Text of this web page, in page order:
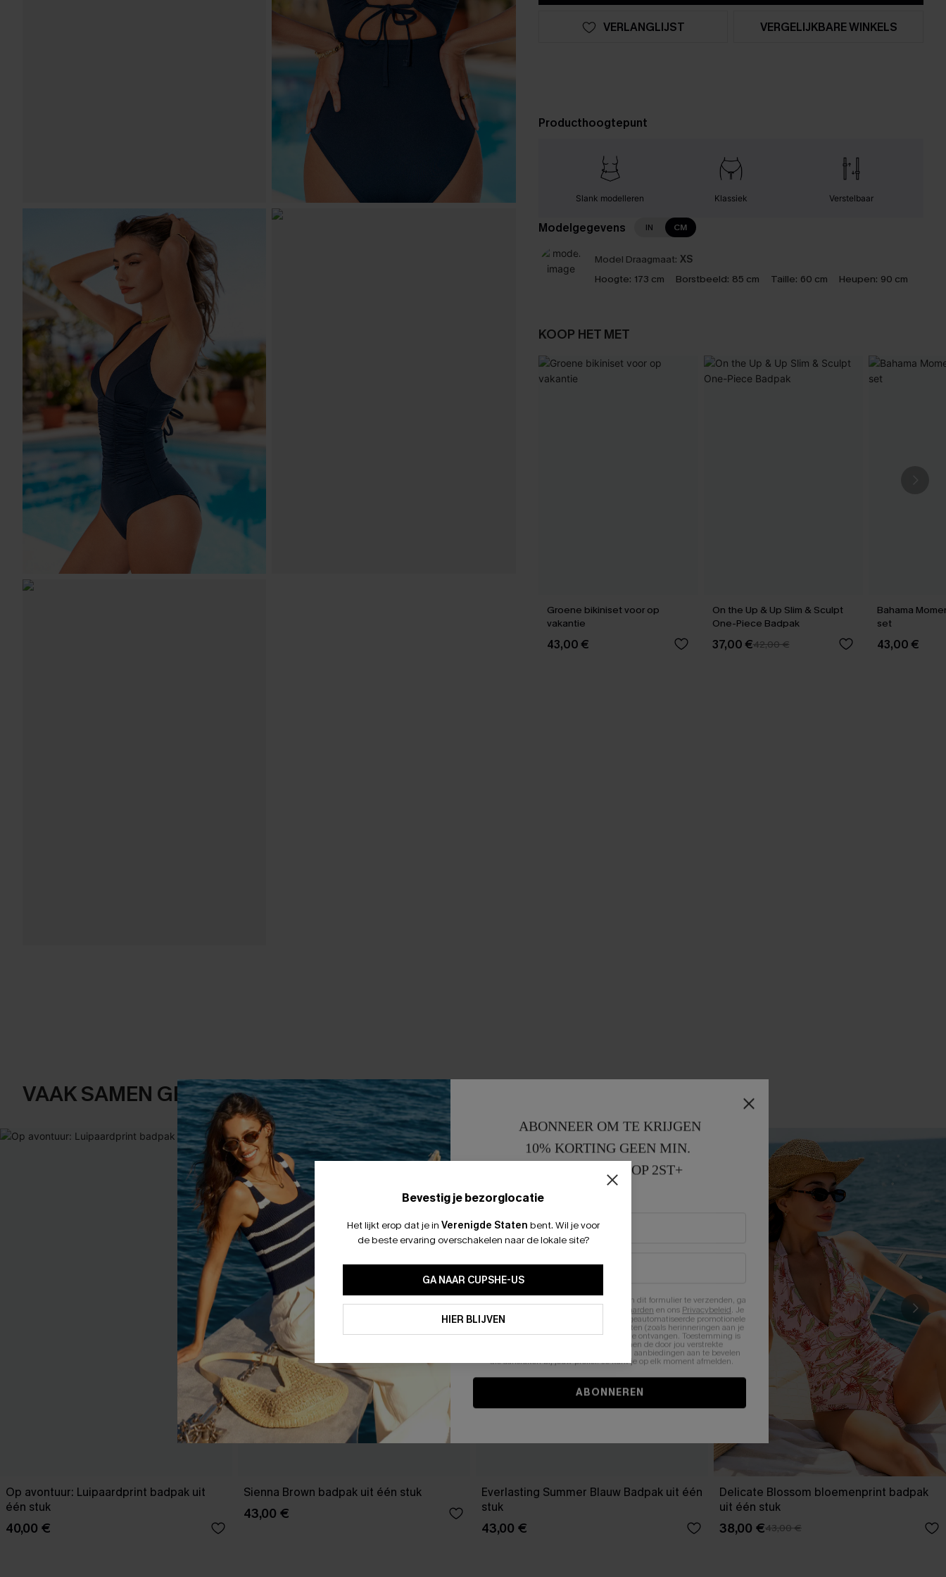
VERLANGLIJST VERGELIJKBARE WINKELS
Producthoogtepunt
Slank modelleren Klassiek Verstelbaar
Modelgegevens IN CM
Model Draagmaat: XS
Hoogte: 173 cm Borstbeeld: 85 cm Taille: 60 cm Heupen: 90 cm
KOOP HET MET
Groene bikiniset voor op
vakantie
43,00 €
On the Up & Up Slim & Sculpt
One-Piece Badpak
37,00 €42,00 €
Bahama
set
43,00 €
VAAK SAMEN GEKOCHT
Op avontuur: Luipaardprint badpak uit
één stuk
40,00 €
Sienna Brown badpak uit één stuk
43,00 €
Everlasting Summer Blauw Badpak uit één
stuk
43,00 €
Delicate Blossom bloemenprint badpak
uit één stuk
38,00 €43,00 €
Bevestig je bezorglocatie
Het lijkt erop dat je in Verenigde Staten bent. Wil je voor
de beste ervaring overschakelen naar de lokale site?
GA NAAR CUPSHE-US
HIER BLIJVEN
ABONNEER OM TE KRIJGEN
10% KORTING GEEN MIN.
15% KORTING OP 2ST+
Door je contactgegevens in te vullen en dit formulier te verzenden, ga
Algemene Voorwaarden en ons Privacybeleid. Je
stemt er tevens mee in om herhaalde geautomatiseerde promotionele
en gepersonaliseerde marketingberichten (zoals herinneringen aan je
winkelwagen) en e-mails van Cupshe te ontvangen. Toestemming is
niet vereist voor een aankoop. We kunnen de door jou verstrekte
informatie gebruiken om producten en aanbiedingen aan te bevelen
die aansluiten bij jouw profiel. Je kunt je op elk moment afmelden.
ABONNEREN